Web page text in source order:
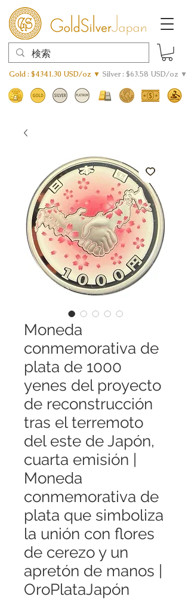
Gold : $4341.30 USD/oz ▼ Silver : $63.58 USD/oz ▼
Moneda
conmemorativa de
plata de 1000
yenes del proyecto
de reconstrucción
tras el terremoto
del este de Japón,
cuarta emisión |
Moneda
conmemorativa de
plata que simboliza
la unión con flores
de cerezo y un
apretón de manos |
OroPlataJapón